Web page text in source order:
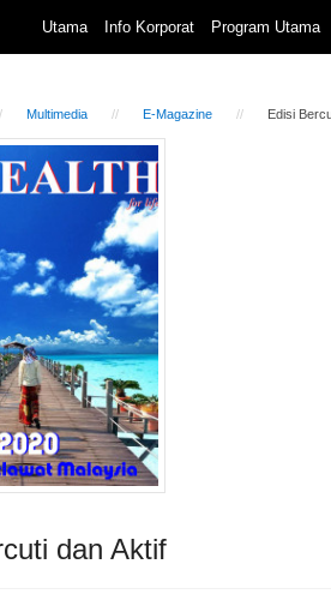
Utama Info Korporat Program Utama
Multimedia E-Magazine Edisi
dan Aktif